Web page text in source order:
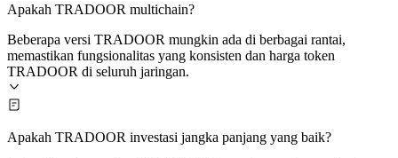
Apakah TRADOOR multichain?
Beberapa versi TRADOOR mungkin ada di berbagai rantai,
memastikan fungsionalitas yang konsisten dan harga token
TRADOOR di seluruh jaringan.
Apakah TRADOOR investasi jangka panjang yang baik?